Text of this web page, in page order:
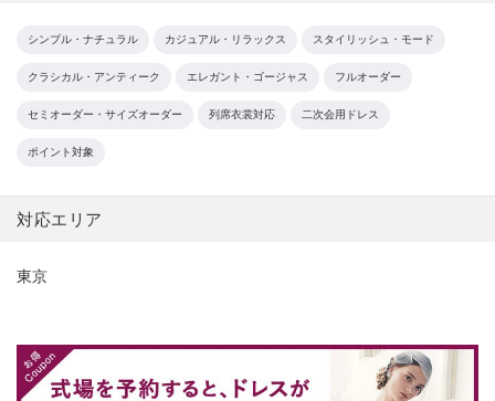
シンプル・ナチュラル カジュアル・リラックス スタイリッシュ・モード
クラシカル・アンティーク エレガント・ゴージャス フルオーダー
セミオーダー・サイズオーダー 列席衣裳対応 二次会用ドレス
ポイント対象
対応エリア
東京